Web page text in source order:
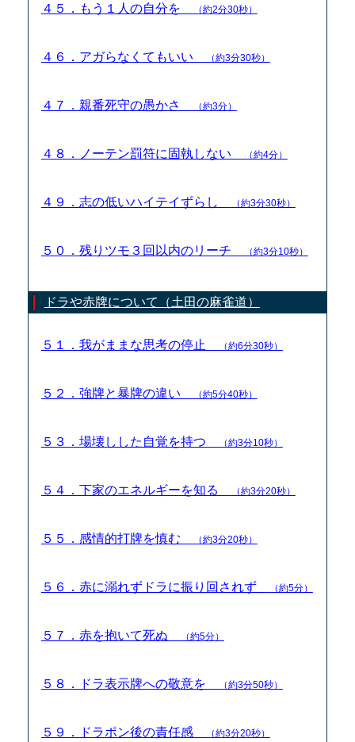
４５．もう１人の自分を （約2分30秒）
４６．アガらなくてもいい （約3分30秒）
４７．親番死守の愚かさ （約3分）
４８．ノーテン罰符に固執しない （約4分）
４９．志の低いハイテイずらし （約3分30秒）
５０．残りツモ３回以内のリーチ （約3分10秒）
ドラや赤牌について（土田の麻雀道）
５１．我がままな思考の停止 （約6分30秒）
５２．強牌と暴牌の違い （約5分40秒）
５３．場壊しした自覚を持つ （約3分10秒）
５４．下家のエネルギーを知る （約3分20秒）
５５．感情的打牌を慎む （約3分20秒）
５６．赤に溺れずドラに振り回されず （約5分）
５７．赤を抱いて死ぬ （約5分）
５８．ドラ表示牌への敬意を （約3分50秒）
５９．ドラポン後の責任感 （約3分20秒）